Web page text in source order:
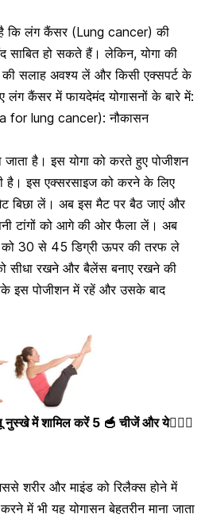
है कि लंग कैंसर (Lung cancer) की
साबित हो सकते हैं। लेकिन, योगा की
सलाह अवश्य लें और किसी एक्सपर्ट के
लंग कैंसर में फायदेमंद योगासनों के बारे में:
for lung cancer): नौकासन
जाता है। इस योगा को करते हुए पोजीशन
है। इसएक्सरसाइज को करने के लिए
बिछा लें। अब इस मैट पर बैठ जाएं और
टांगों को आगे की ओर फैला लें। अब
30 से 45 डिग्री ऊपर की तरफ ले
सीधा रखने और बैलेंस बनाए रखने की
इस पोजीशन में रहें और उसके बाद
नुस्खे में शामिल करें 5 🥣 चीजें और ये🧘🏻‍♀️
शरीर और माइंड को रिलैक्स होने में
करने में भी यहयोगासन बेहतरीन माना जाता